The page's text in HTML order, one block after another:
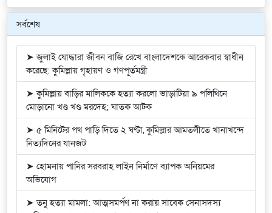
সর্বশেষ
➤ জুলাই যোদ্ধারা জীবন বাজি রেখে বাংলাদেশকে আরেকবার স্বাধীন
করেছে: কুমিল্লায় গৃহায়ণ ও গণপূর্তমন্ত্রী
➤ কুমিল্লায় বাড়ির মালিককে হত্যা করলো ভাড়াটিয়া ৯ পলিথিনে
মোড়ানো খণ্ড খণ্ড মরদেহ; ঘাতক আটক
➤ ৫ মিনিটের পথ পাড়ি দিতে ২ ঘণ্টা, কুমিল্লার আমতলীতে খানাখন্দে
নিত্যদিনের যানজট
➤ হোমনায় পানির সরবরাহ লাইন নির্মাণে ব্যাপক অনিয়মের
অভিযোগ
➤ তনু হত্যা মামলা: আত্মসমর্পণ না করায় সাবেক সেনাসদস্য